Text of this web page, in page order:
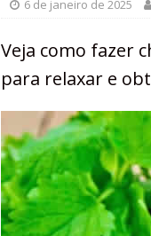
6 de janeiro de 2025
Veja como fazer
para relaxar e